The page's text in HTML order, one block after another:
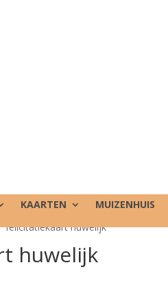
KAARTEN MUIZENHUIS
huwelijk”
huwelijk